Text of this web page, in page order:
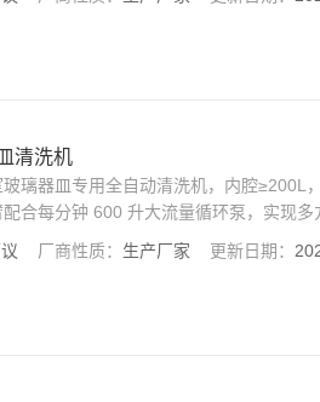
清洗机
璃器皿专用全自动清洗机，内腔≥200L
合每分钟 600 升大流量循环泵，实现
洗效果达标可追溯。
议 厂商性质： 生产厂家 更新日期：